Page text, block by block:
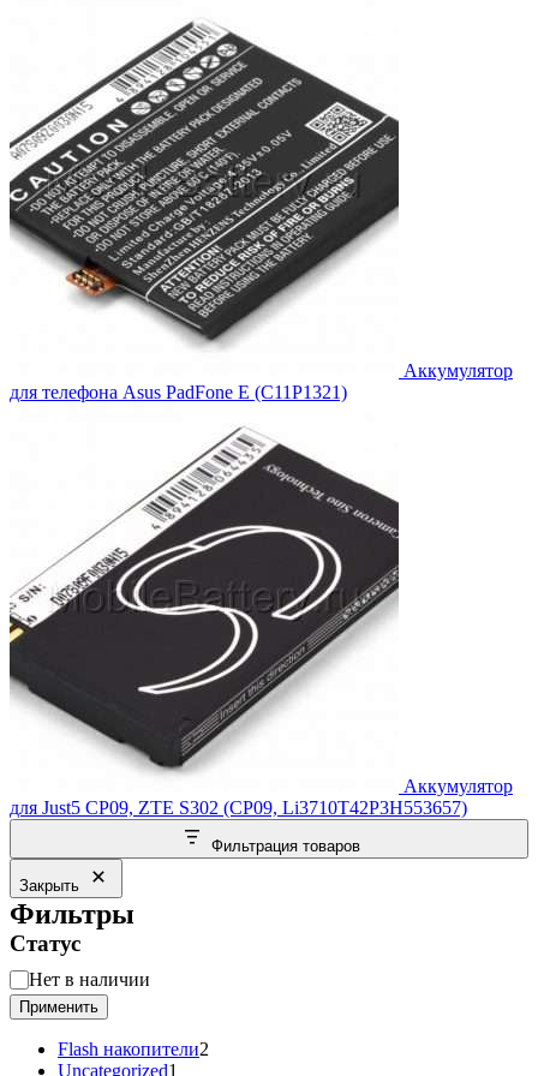
Аккумулятор
для телефона Asus PadFone E (C11P1321)
Аккумулятор
для Just5 CP09, ZTE S302 (CP09, Li3710T42P3H553657)
Фильтрация товаров
Закрыть
Фильтры
Статус
Статус
Нет в наличии
Применить
Flash накопители2
Uncategorized1